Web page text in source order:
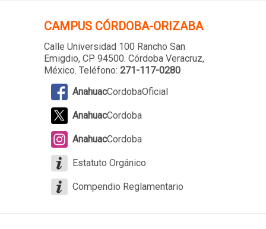
CAMPUS CÓRDOBA-ORIZABA
Calle Universidad 100 Rancho San
Emigdio, CP 94500. Córdoba Veracruz,
México. Teléfono: 271-117-0280
AnahuacCordobaOficial
AnahuacCordoba
AnahuacCordoba
Estatuto Orgánico
Compendio Reglamentario